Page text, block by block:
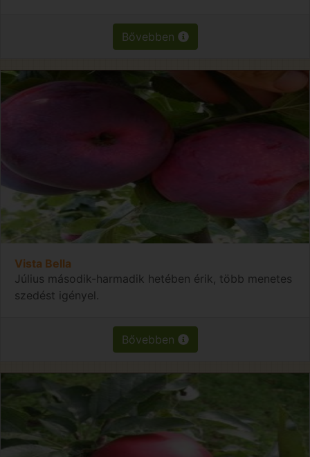
Bővebben
Vista Bella
Július második-harmadik hetében érik, több menetes
szedést igényel.
Bővebben